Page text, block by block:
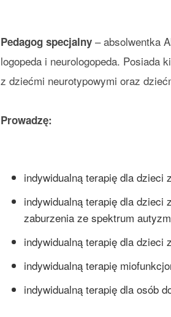
Pedagog specjalny – absolwentka
logopeda i neurologopeda. Posiada
z dziećmi neurotypowymi oraz
Prowadzę:
indywidualną terapię dla dzieci
indywidualną terapię dla dzieci
zaburzenia ze spektrum
indywidualną terapię dla dzieci
indywidualną terapię
indywidualną terapię dla osób